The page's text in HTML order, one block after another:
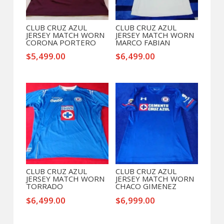
CLUB CRUZ AZUL
JERSEY MATCH WORN
CORONA PORTERO
$5,499.00
CLUB CRUZ AZUL
JERSEY MATCH WORN
MARCO FABIAN
$6,499.00
CLUB CRUZ AZUL
JERSEY MATCH WORN
TORRADO
$6,499.00
CLUB CRUZ AZUL
JERSEY MATCH WORN
CHACO GIMENEZ
$6,999.00